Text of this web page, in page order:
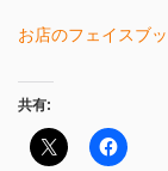
お店のフェイスブ
共有: